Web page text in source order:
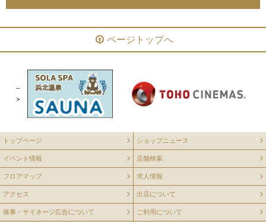
ページトップへ
--
>
トップページ ショップニュース
イベント情報 店舗検索
フロアマップ 求人情報
アクセス 出店について
催事・サイネージ広告について ご利用について